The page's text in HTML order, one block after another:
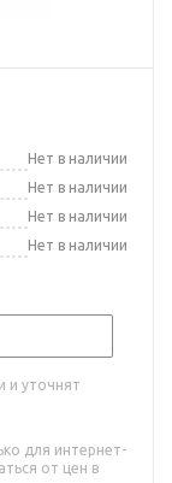
Нет в наличии
Нет в наличии
Нет в наличии
Нет в наличии
и уточнят
для интернет-
от цен в